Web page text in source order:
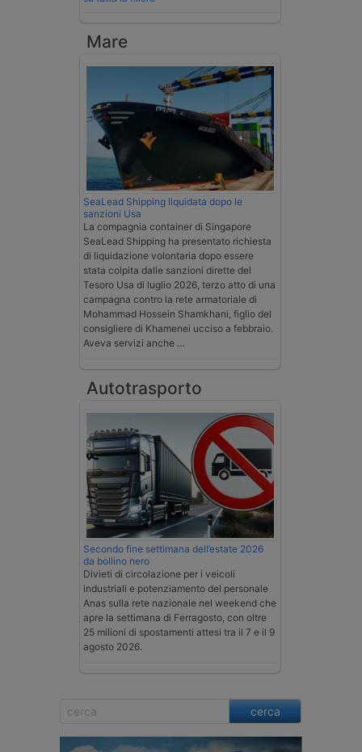
Mare
SeaLead Shipping liquidata dopo le
sanzioni Usa
La compagnia container di Singapore
SeaLead Shipping ha presentato richiesta
di liquidazione volontaria dopo essere
stata colpita dalle sanzioni dirette del
Tesoro Usa di luglio 2026, terzo atto di una
campagna contro la rete armatoriale di
Mohammad Hossein Shamkhani, figlio del
consigliere di Khamenei ucciso a febbraio.
Aveva servizi anche …
Autotrasporto
Secondo fine settimana dell’estate 2026
da bollino nero
Divieti di circolazione per i veicoli
industriali e potenziamento del personale
Anas sulla rete nazionale nel weekend che
apre la settimana di Ferragosto, con oltre
25 milioni di spostamenti attesi tra il 7 e il 9
agosto 2026.
cerca